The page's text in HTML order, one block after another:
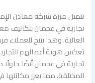
تتمثل ميزة شركة معادن
تجارية في عجمان بتكاليف
العالية. وهذا يتيح
تعكس هوية أعمالهم
تجارية في عجمان أيضًا حلولًا
المختلفة، مما يعزز